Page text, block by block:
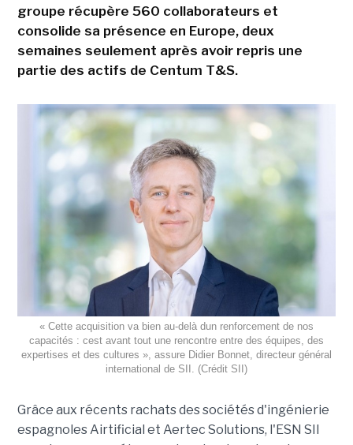
groupe récupère 560 collaborateurs et
consolide sa présence en Europe, deux
semaines seulement après avoir repris une
partie des actifs de Centum T&S.
« Cette acquisition va bien au-delà dun renforcement de nos
capacités : cest avant tout une rencontre entre des équipes, des
expertises et des cultures », assure Didier Bonnet, directeur général
international de SII. (Crédit SII)
Grâce aux récents rachats des sociétés d'ingénierie
espagnoles Airtificial et Aertec Solutions, l'ESN SII